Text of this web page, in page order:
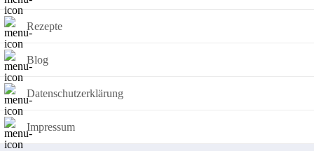
Rezepte
Blog
Datenschutzerklärung
Impressum